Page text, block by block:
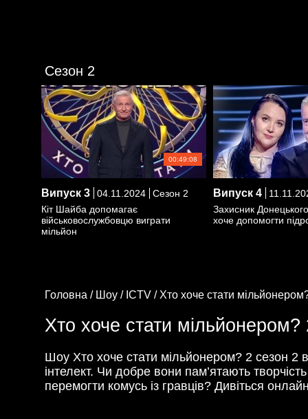
Сезон 2
00:49:08
Випуск 3 04.11.2024
Сезон 2
Кіт Шайба допомагає
військовослужбовцю виграти
мільйон
Випуск 4
Захисник
хоче допомогти
Головна / Шоу / ICTV / Хто хоче стати
Хто хоче стати
Шоу Хто хоче стати мільйонером? 2 сезон 2
інтелект. Чи добре вони пам’ятають
перемогти комусь із гравців? Дивіться